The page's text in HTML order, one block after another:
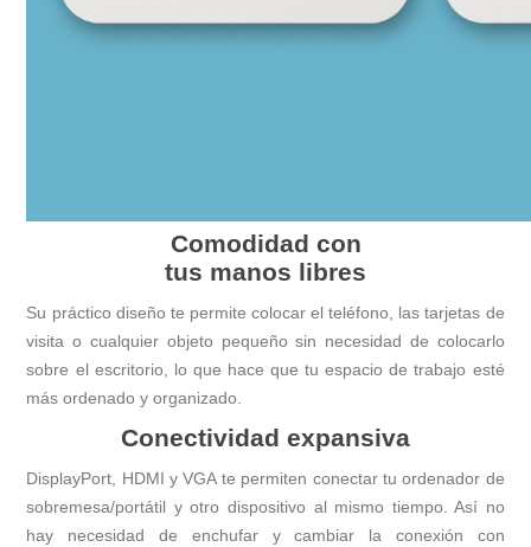
Comodidad con
tus manos libres
Su práctico diseño te permite colocar el teléfono, las tarjetas de
visita o cualquier objeto pequeño sin necesidad de colocarlo
sobre el escritorio, lo que hace que tu espacio de trabajo esté
más ordenado y organizado.
Conectividad expansiva
DisplayPort, HDMI y VGA te permiten conectar tu ordenador de
sobremesa/portátil y otro dispositivo al mismo tiempo. Así no
hay necesidad de enchufar y cambiar la conexión con